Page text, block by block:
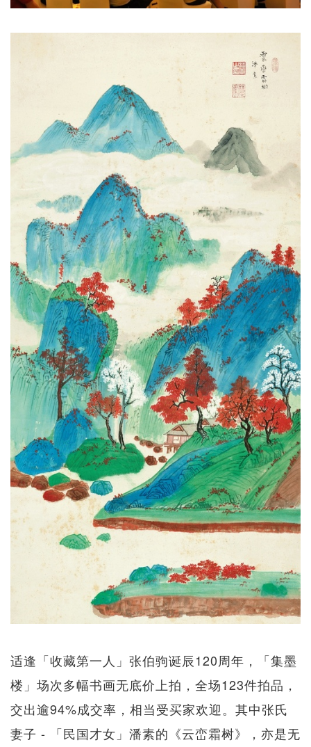
适逢「收藏第一人」张伯驹诞辰120周年，「集墨
楼」场次多幅书画无底价上拍，全场123件拍品，
交出逾94%成交率，相当受买家欢迎。其中张氏
妻子 - 「民国才女」潘素的《云峦霜树》，亦是无